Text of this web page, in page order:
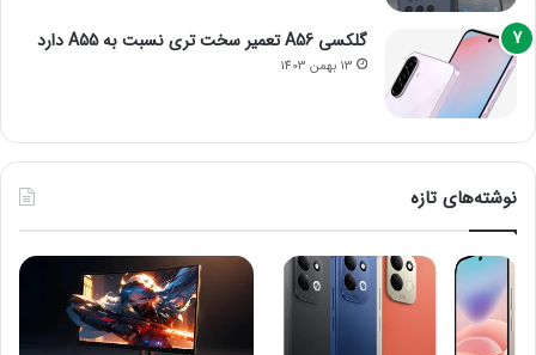
گلکسی A56 تعمیر سخت تری نسبت به A55 دارد
13 بهمن 1403
نوشته‌های تازه